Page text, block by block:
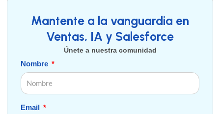
Mantente a la vanguardia en
Ventas, IA y Salesforce
Únete a nuestra comunidad
Nombre
Email